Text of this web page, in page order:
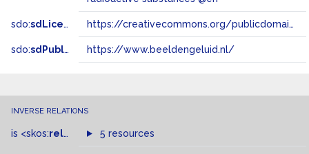
sdo:sdLicense https://creativecommons.org/publicdomain/zero/1.0/
sdo:sdPublisher https://www.beeldengeluid.nl/
INVERSE RELATIONS
is <skos:related > of
5 resources